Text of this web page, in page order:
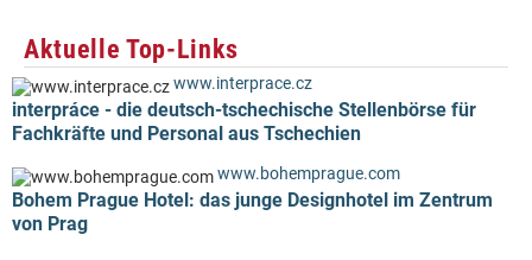
Aktuelle Top-Links
www.interprace.cz
interpráce - die deutsch-tschechische Stellenbörse für
Fachkräfte und Personal aus Tschechien
www.bohemprague.com
Bohem Prague Hotel: das junge Designhotel im Zentrum
von Prag